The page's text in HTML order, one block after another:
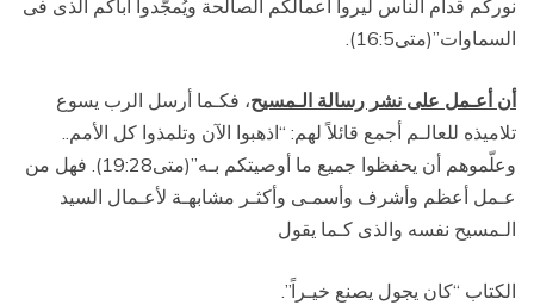
نوركم قدام الناس ليروا أعمالكم الصالحة ويُمجّدوا أباكم الذى فى
السماوات”(متى16:5).
أن أعـمل على نشر رسالة الـمسيح، فكـما أرسل الرب يسوع
تلاميذه للعالـم أجمع قائلاً لهم: “اذهبوا الآن وتلمذوا كل الأمم..
وعلّموهم أن يحفظوا جميع ما أوصيتكم بـه”(متى19:28). فهل من
عـمل أعظم وأشرف وأسمـى وأكثـر مشابهـة لأعـمال السيد
الـمسيح نفسه والذى كـما يقول
الكتاب “كان يجول يصنع خيـراً”.